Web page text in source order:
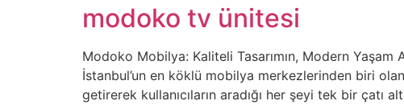
modoko tv ünitesi
Modoko Mobilya: Kaliteli Tasarımın, Modern
İstanbul’un en köklü mobilya merkezlerinden biri
getirerek kullanıcıların aradığı her şeyi tek bir çatı